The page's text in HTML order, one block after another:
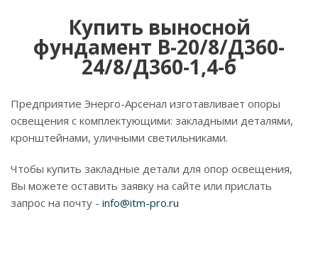
Купить выносной
фундамент В-20/8/Д360-
24/8/Д360-1,4-б
Предприятие Энерго-Арсенал изготавливает опоры
освещения с комплектующими: закладными деталями,
кронштейнами, уличными светильниками.
Чтобы купить закладные детали для опор освещения,
Вы можете оставить заявку на сайте или прислать
запрос на почту - info@itm-pro.ru